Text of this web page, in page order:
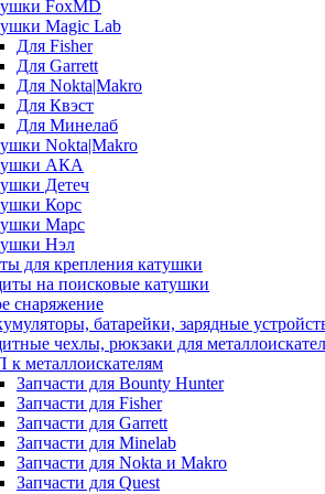
FoxMD
Magic Lab
Для Fisher
Для Garrett
Для Nokta|Makro
Для Квэст
Для Минелаб
Nokta|Makro
АКА
Детеч
Корс
Марс
Нэл
для крепления катушки
на поисковые катушки
снаряжение
батарейки, зарядные
чехлы, рюкзаки для
к металлоискателям
Запчасти для Bounty Hunter
Запчасти для Fisher
Запчасти для Garrett
Запчасти для Minelab
Запчасти для Nokta и Makro
Запчасти для Quest